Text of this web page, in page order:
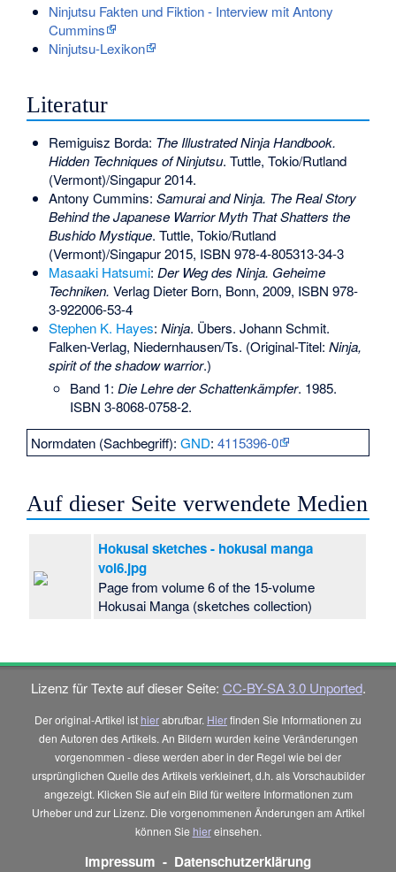
Ninjutsu Fakten und Fiktion - Interview mit Antony
Cummins
Ninjutsu-Lexikon
Literatur
Remiguisz Borda: The Illustrated Ninja Handbook.
Hidden Techniques of Ninjutsu. Tuttle, Tokio/Rutland
(Vermont)/Singapur 2014.
Antony Cummins: Samurai and Ninja. The Real Story
Behind the Japanese Warrior Myth That Shatters the
Bushido Mystique. Tuttle, Tokio/Rutland
(Vermont)/Singapur 2015, ISBN 978-4-805313-34-3
Masaaki Hatsumi: Der Weg des Ninja. Geheime
Techniken. Verlag Dieter Born, Bonn, 2009, ISBN 978-
3-922006-53-4
Stephen K. Hayes: Ninja. Übers. Johann Schmit.
Falken-Verlag, Niedernhausen/Ts. (Original-Titel: Ninja,
spirit of the shadow warrior.)
Band 1:Die Lehre der Schattenkämpfer. 1985.
ISBN 3-8068-0758-2.
Normdaten (Sachbegriff):GND:4115396-0
Auf dieser Seite verwendete Medien
Hokusai sketches - hokusai manga
vol6.jpg
Page from volume 6 of the 15-volume
Hokusai Manga (sketches collection)
Lizenz für Texte auf dieser Seite: CC-BY-SA 3.0 Unported.
Der original-Artikel ist hierabrufbar. Hierfinden Sie Informationen zu
den Autoren des Artikels. An Bildern wurden keine Veränderungen
vorgenommen - diese werden aber in der Regel wie bei der
ursprünglichen Quelle des Artikels verkleinert, d.h. als Vorschaubilder
angezeigt. Klicken Sie auf ein Bild für weitere Informationen zum
Urheber und zur Lizenz. Die vorgenommenen Änderungen am Artikel
können Sie hiereinsehen.
Impressum - Datenschutzerklärung